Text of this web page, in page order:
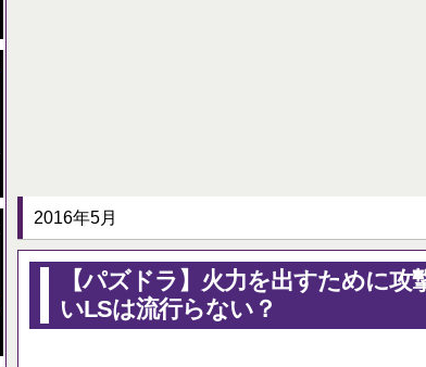
2016年5月
【パズドラ】火力を出すために
いLSは流行らない？